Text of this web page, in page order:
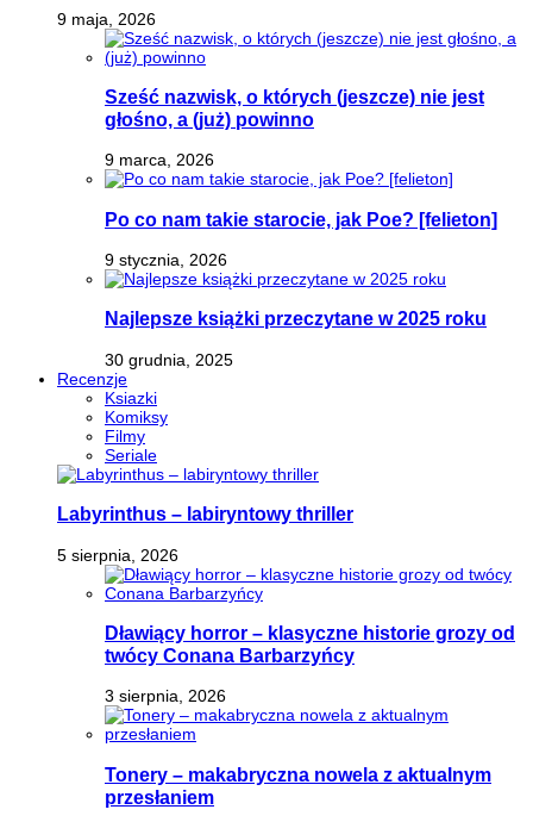
9 maja, 2026
Sześć nazwisk, o których (jeszcze) nie jest
głośno, a (już) powinno
9 marca, 2026
Po co nam takie starocie, jak Poe? [felieton]
9 stycznia, 2026
Najlepsze książki przeczytane w 2025 roku
30 grudnia, 2025
Recenzje
Ksiazki
Komiksy
Filmy
Seriale
Labyrinthus – labiryntowy thriller
5 sierpnia, 2026
Dławiący horror – klasyczne historie grozy od
twócy Conana Barbarzyńcy
3 sierpnia, 2026
Tonery – makabryczna nowela z aktualnym
przesłaniem